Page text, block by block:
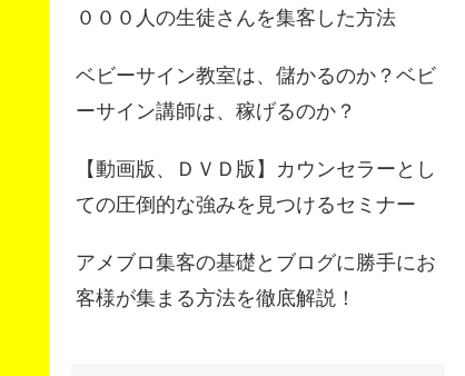
０００人の生徒さんを集客した方法
ベビーサイン教室は、儲かるのか？ベビ
ーサイン講師は、稼げるのか？
【動画版、ＤＶＤ版】カウンセラーとし
ての圧倒的な強みを見つけるセミナー
アメブロ集客の基礎とブログに勝手にお
客様が集まる方法を徹底解説！